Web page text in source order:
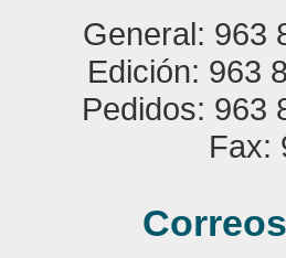
General: 963
Edición: 963
Pedidos: 963
Fax: